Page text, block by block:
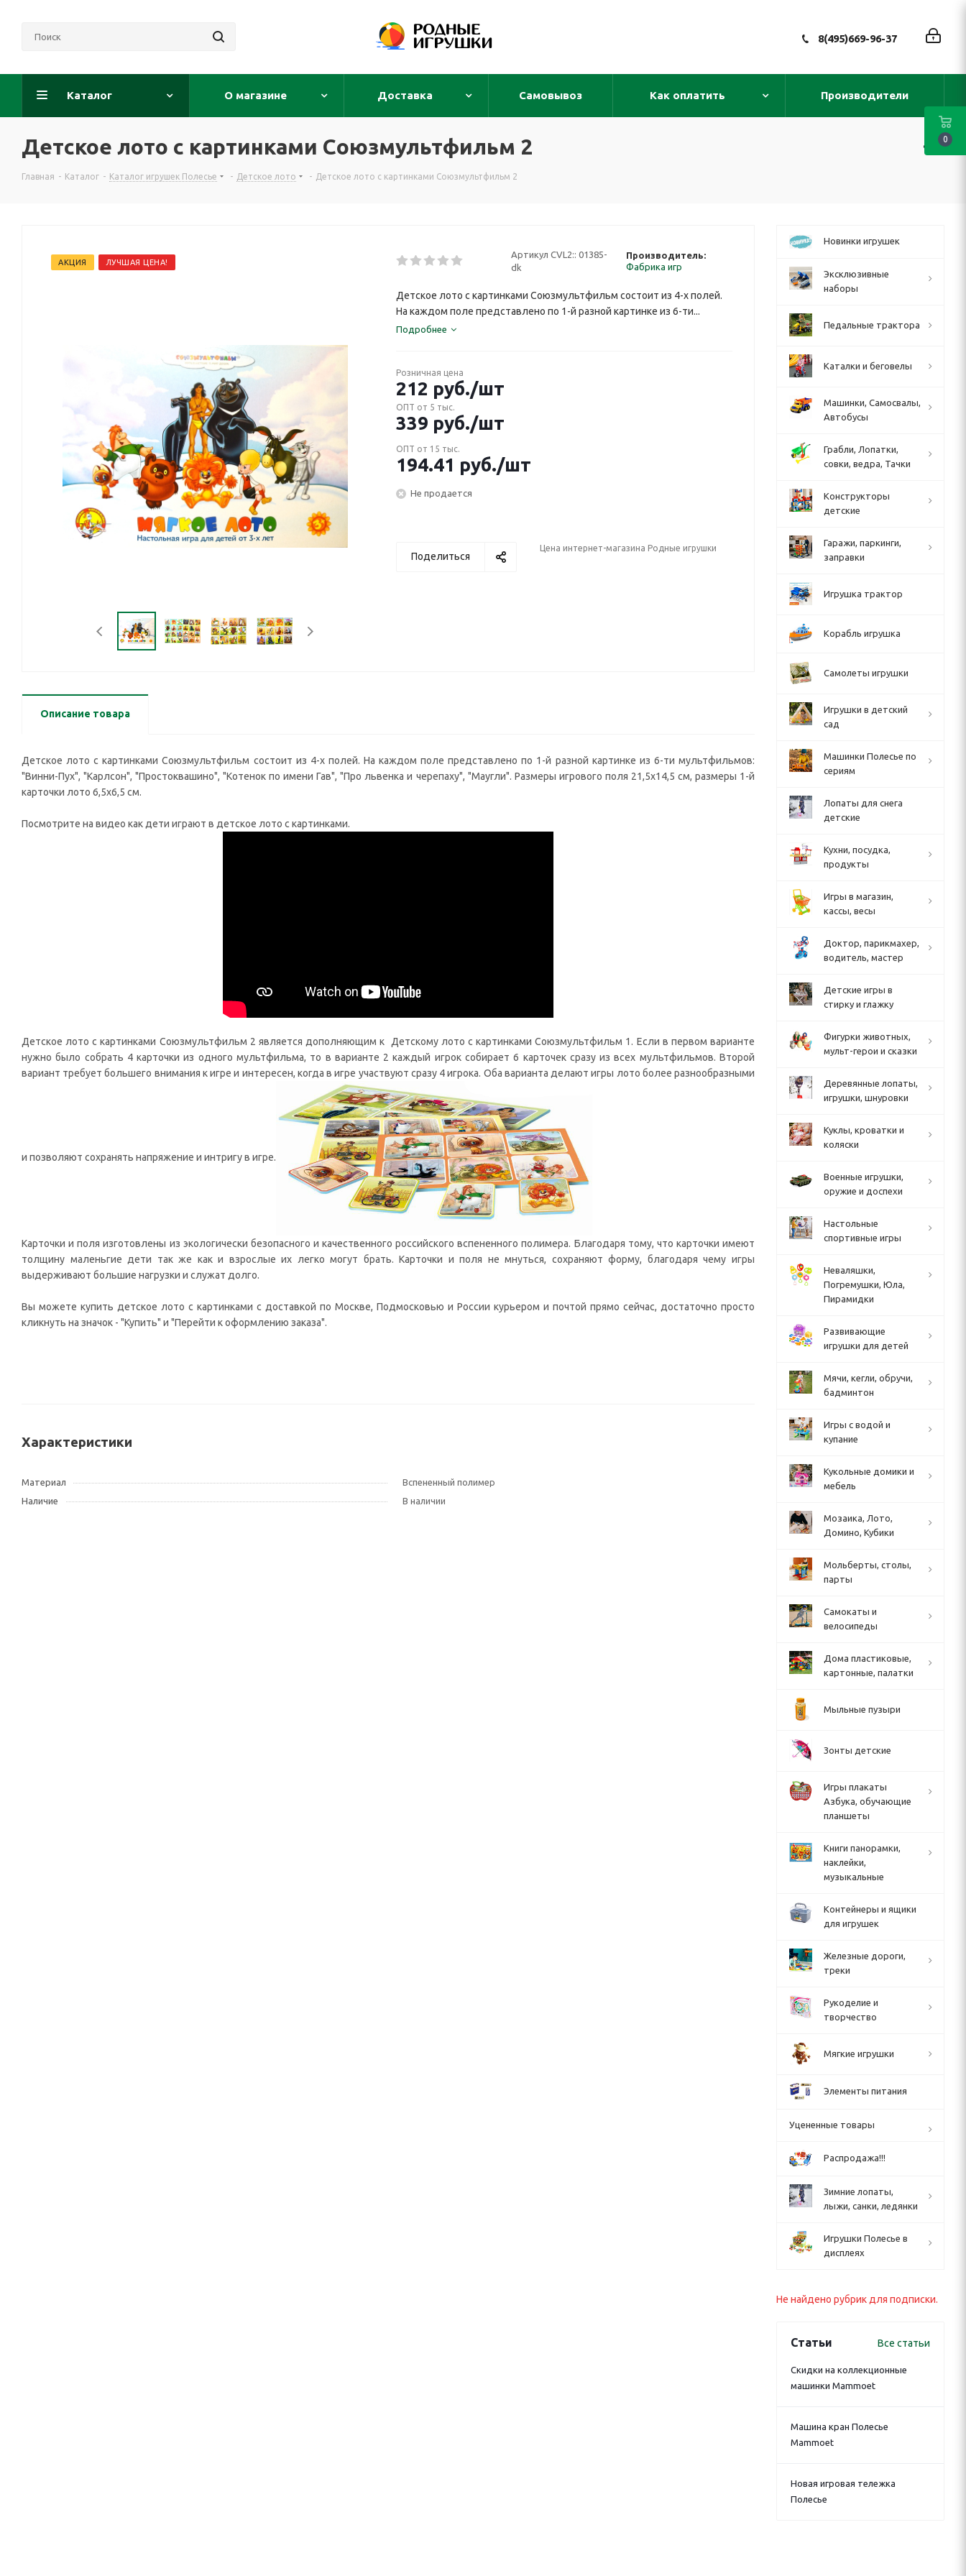
8(495)669-96-37
Каталог О магазине Доставка Самовывоз Как оплатить Производители
Детское лото с картинками Союзмультфильм 2
Главная - Каталог - Каталог игрушек Полесье - Детское лото - Детское лото с картинками Союзмультфильм 2
АКЦИЯ ЛУЧШАЯ ЦЕНА!
Артикул CVL2:: 01385-
dk
Производитель:
Фабрика игр
Детское лото с картинками Союзмультфильм состоит из 4-х полей.
На каждом поле представлено по 1-й разной картинке из 6-ти...
Подробнее
Розничная цена
212 руб./шт
ОПТ от 5 тыс.
339 руб./шт
ОПТ от 15 тыс.
194.41 руб./шт
Не продается
Поделиться
Цена интернет-магазина Родные игрушки
Описание товара
Детское лото с картинками Союзмультфильм состоит из 4-х полей. На каждом поле представлено по 1-й разной картинке из 6-ти мультфильмов:
"Винни-Пух", "Карлсон", "Простоквашино", "Котенок по имени Гав", "Про львенка и черепаху", "Маугли". Размеры игрового поля 21,5х14,5 см, размеры 1-й
карточки лото 6,5х6,5 см.
Посмотрите на видео как дети играют в детское лото с картинками.
Детское лото с картинками Союзмультфильм 2 является дополняющим к Детскому лото с картинками Союзмультфильм 1. Если в первом варианте
нужно было собрать 4 карточки из одного мультфильма, то в варианте 2 каждый игрок собирает 6 карточек сразу из всех мультфильмов. Второй
вариант требует большего внимания к игре и интересен, когда в игре участвуют сразу 4 игрока. Оба варианта делают игры лото более разнообразными
и позволяют сохранять напряжение и интригу в игре.
Карточки и поля изготовлены из экологически безопасного и качественного российского вспененного полимера. Благодаря тому, что карточки имеют
толщину маленьгие дети так же как и взрослые их легко могут брать. Карточки и поля не мнуться, сохраняют форму, благодаря чему игры
выдерживают большие нагрузки и служат долго.
Вы можете купить детское лото с картинками с доставкой по Москве, Подмосковью и России курьером и почтой прямо сейчас, достаточно просто
кликнуть на значок - "Купить" и "Перейти к оформлению заказа".
Характеристики
Материал
Вспененный полимер
Наличие
В наличии
Новинки игрушек
Эксклюзивные
наборы
Педальные трактора
Каталки и беговелы
Машинки, Самосвалы,
Автобусы
Грабли, Лопатки,
совки, ведра, Тачки
Конструкторы
детские
Гаражи, паркинги,
заправки
Игрушка трактор
Корабль игрушка
Самолеты игрушки
Игрушки в детский
сад
Машинки Полесье по
сериям
Лопаты для снега
детские
Кухни, посудка,
продукты
Игры в магазин,
кассы, весы
Доктор, парикмахер,
водитель, мастер
Детские игры в
стирку и глажку
Фигурки животных,
мульт-герои и сказки
Деревянные лопаты,
игрушки, шнуровки
Куклы, кроватки и
коляски
Военные игрушки,
оружие и доспехи
Настольные
спортивные игры
Неваляшки,
Погремушки, Юла,
Пирамидки
Развивающие
игрушки для детей
Мячи, кегли, обручи,
бадминтон
Игры с водой и
купание
Кукольные домики и
мебель
Мозаика, Лото,
Домино, Кубики
Мольберты, столы,
парты
Cамокаты и
велосипеды
Дома пластиковые,
картонные, палатки
Мыльные пузыри
Зонты детские
Игры плакаты
Азбука, обучающие
планшеты
Книги панорамки,
наклейки,
музыкальные
Контейнеры и ящики
для игрушек
Железные дороги,
треки
Рукоделие и
творчество
Мягкие игрушки
Элементы питания
Уцененные товары
Распродажа!!!
Зимние лопаты,
лыжи, санки, ледянки
Игрушки Полесье в
дисплеях
Не найдено рубрик для подписки.
Статьи Все статьи
Скидки на коллекционные
машинки Mammoet
Машина кран Полесье
Mammoet
Новая игровая тележка
Полесье
0